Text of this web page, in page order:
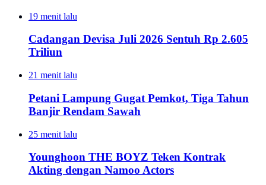
19 menit lalu
Cadangan Devisa Juli 2026 Sentuh Rp 2.605
Triliun
21 menit lalu
Petani Lampung Gugat Pemkot, Tiga Tahun
Banjir Rendam Sawah
25 menit lalu
Younghoon THE BOYZ Teken Kontrak
Akting dengan Namoo Actors